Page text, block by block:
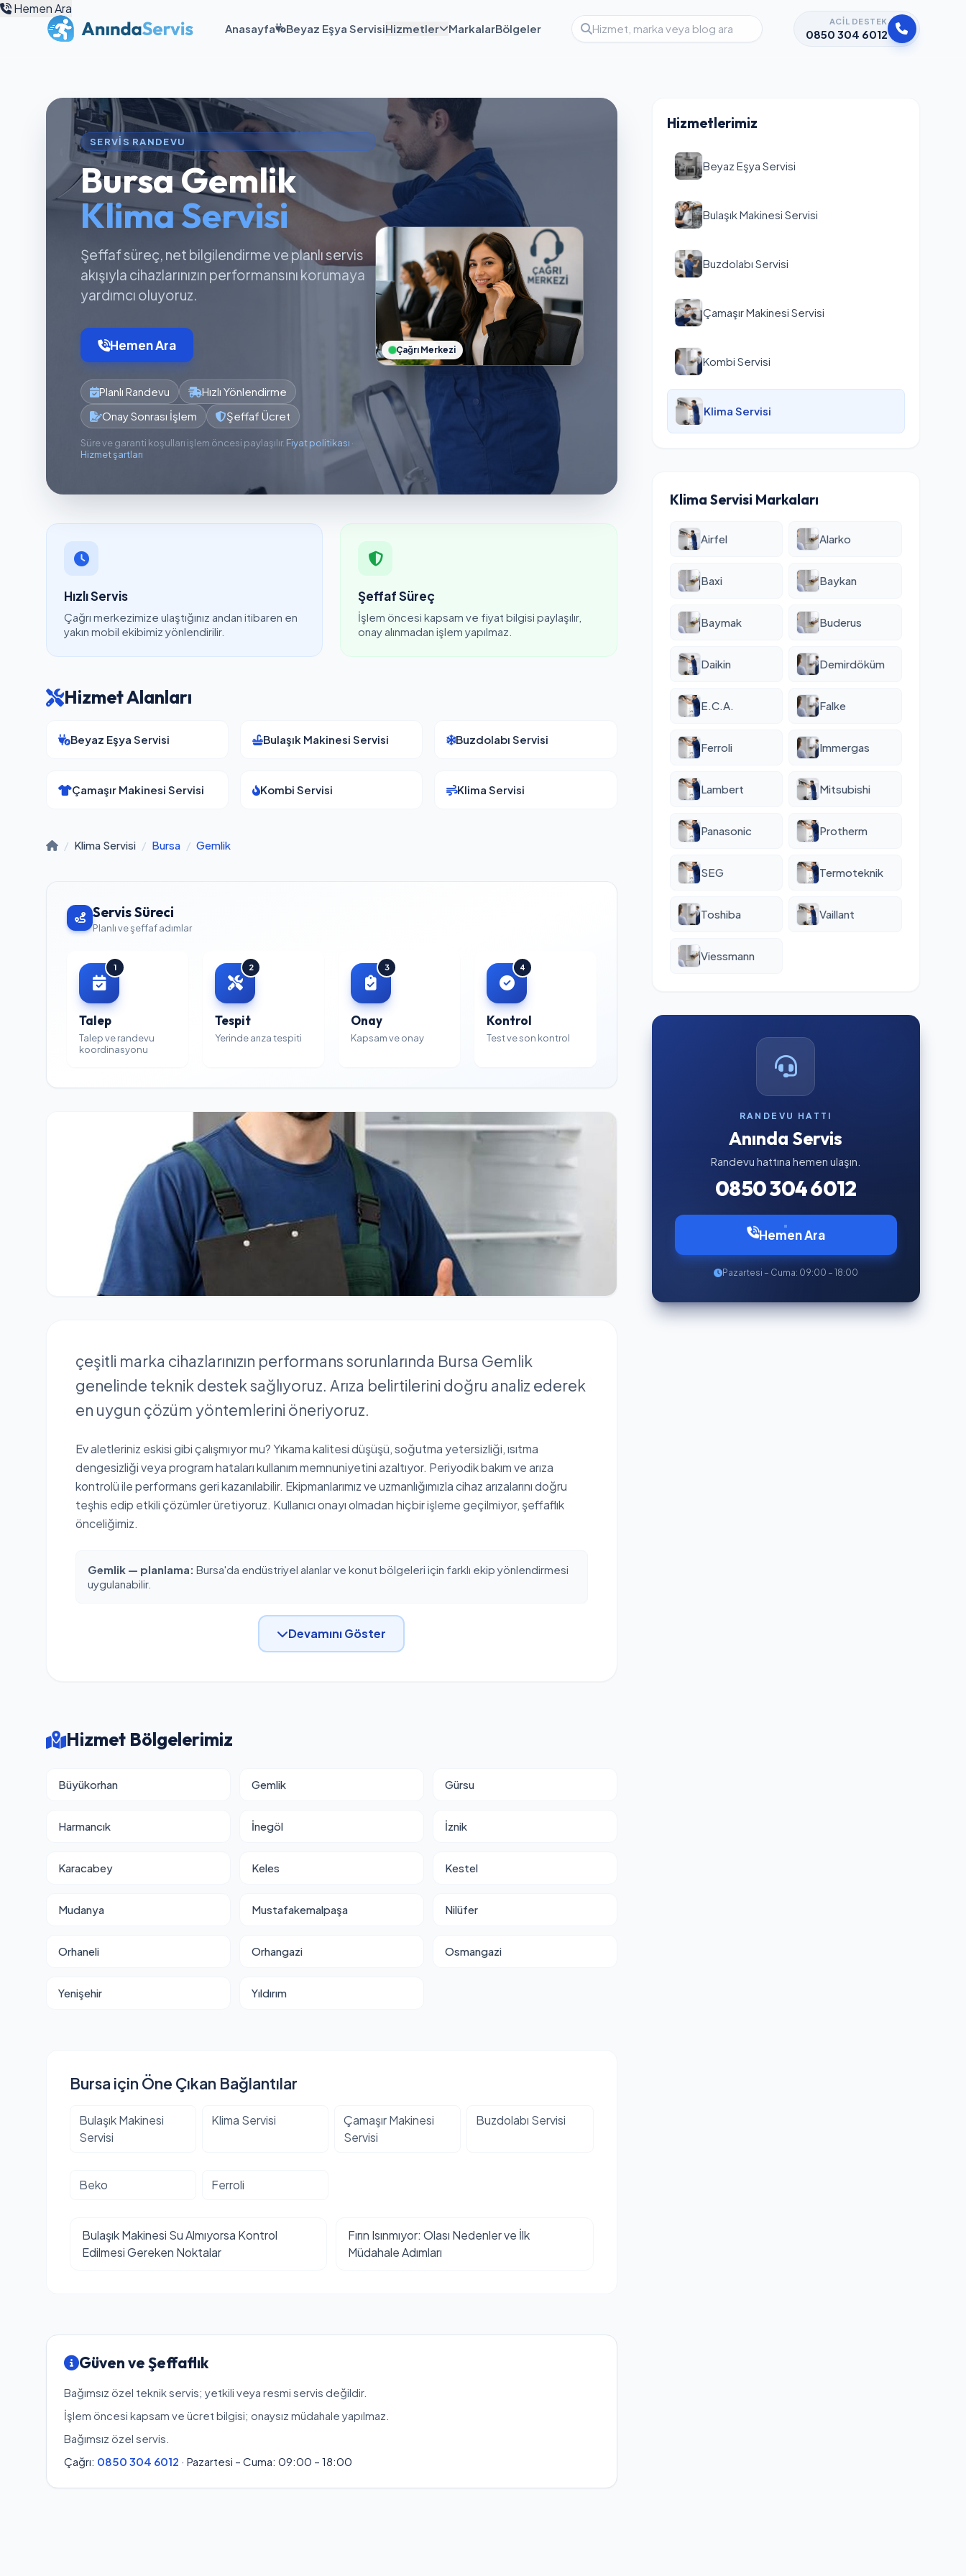
Anasayfa Beyaz Eşya ServisiHizmetler MarkalarBölgeler
ACIL DESTEK
0850 304 6012
Hemen Ara
SERVIS RANDEVU
Bursa Gemlik
Klima Servisi
Şeffaf süreç, net bilgilendirme ve planlı servis
akışıyla cihazlarınızın performansını korumaya
yardımcı oluyoruz.
Hemen Ara
Planlı Randevu
Hızlı Yönlendirme
Onay Sonrası İşlem
Şeffaf Ücret
Süre ve garanti koşulları işlem öncesi paylaşılır. Fiyat politikası ·
Hizmet şartları
Çağrı Merkezi
Hızlı Servis
Çağrı merkezimize ulaştığınız andan itibaren en
yakın mobil ekibimiz yönlendirilir.
Şeffaf Süreç
İşlem öncesi kapsam ve fiyat bilgisi paylaşılır,
onay alınmadan işlem yapılmaz.
Hizmet Alanları
Beyaz Eşya Servisi Bulaşık Makinesi Servisi Buzdolabı Servisi
Çamaşır Makinesi Servisi Kombi Servisi Klima Servisi
/ Klima Servisi / Bursa / Gemlik
Servis Süreci
Planlı ve şeffaf adımlar
1
Talep
Talep ve randevu
koordinasyonu
2
Tespit
Yerinde arıza tespiti
3
Onay
Kapsam ve onay
4
Kontrol
Test ve son kontrol
çeşitli marka cihazlarınızın performans sorunlarında Bursa Gemlik
genelinde teknik destek sağlıyoruz. Arıza belirtilerini doğru analiz ederek
en uygun çözüm yöntemlerini öneriyoruz.
Ev aletleriniz eskisi gibi çalışmıyor mu? Yıkama kalitesi düşüşü, soğutma yetersizliği, ısıtma
dengesizliği veya program hataları kullanım memnuniyetini azaltıyor. Periyodik bakım ve arıza
kontrolü ile performans geri kazanılabilir. Ekipmanlarımız ve uzmanlığımızla cihaz arızalarını doğru
teşhis edip etkili çözümler üretiyoruz. Kullanıcı onayı olmadan hiçbir işleme geçilmiyor, şeffaflık
önceliğimiz.
Gemlik — planlama: Bursa'da endüstriyel alanlar ve konut bölgeleri için farklı ekip yönlendirmesi
uygulanabilir.
Devamını Göster
Hizmet Bölgelerimiz
Büyükorhan Gemlik Gürsu
Harmancık İnegöl İznik
Karacabey Keles Kestel
Mudanya Mustafakemalpaşa Nilüfer
Orhaneli Orhangazi Osmangazi
Yenişehir Yıldırım
Bursa için Öne Çıkan Bağlantılar
Bulaşık Makinesi
Servisi
Klima Servisi
Çamaşır Makinesi
Servisi
Buzdolabı Servisi
Beko Ferroli
Bulaşık Makinesi Su Almıyorsa Kontrol
Edilmesi Gereken Noktalar
Fırın Isınmıyor: Olası Nedenler ve İlk
Müdahale Adımları
Güven ve Şeffaflık
Bağımsız özel teknik servis; yetkili veya resmi servis değildir.
İşlem öncesi kapsam ve ücret bilgisi; onaysız müdahale yapılmaz.
Bağımsız özel servis.
Çağrı: 0850 304 6012 · Pazartesi – Cuma: 09:00 – 18:00
Hizmetlerimiz
Beyaz Eşya Servisi
Bulaşık Makinesi Servisi
Buzdolabı Servisi
Çamaşır Makinesi Servisi
Kombi Servisi
Klima Servisi
Klima Servisi Markaları
Airfel Alarko
Baxi Baykan
Baymak Buderus
Daikin Demirdöküm
E.C.A. Falke
Ferroli Immergas
Lambert Mitsubishi
Panasonic Protherm
SEG Termoteknik
Toshiba Vaillant
Viessmann
RANDEVU HATTI
Anında Servis
Randevu hattına hemen ulaşın.
0850 304 6012
Hemen Ara
Pazartesi – Cuma: 09:00 – 18:00